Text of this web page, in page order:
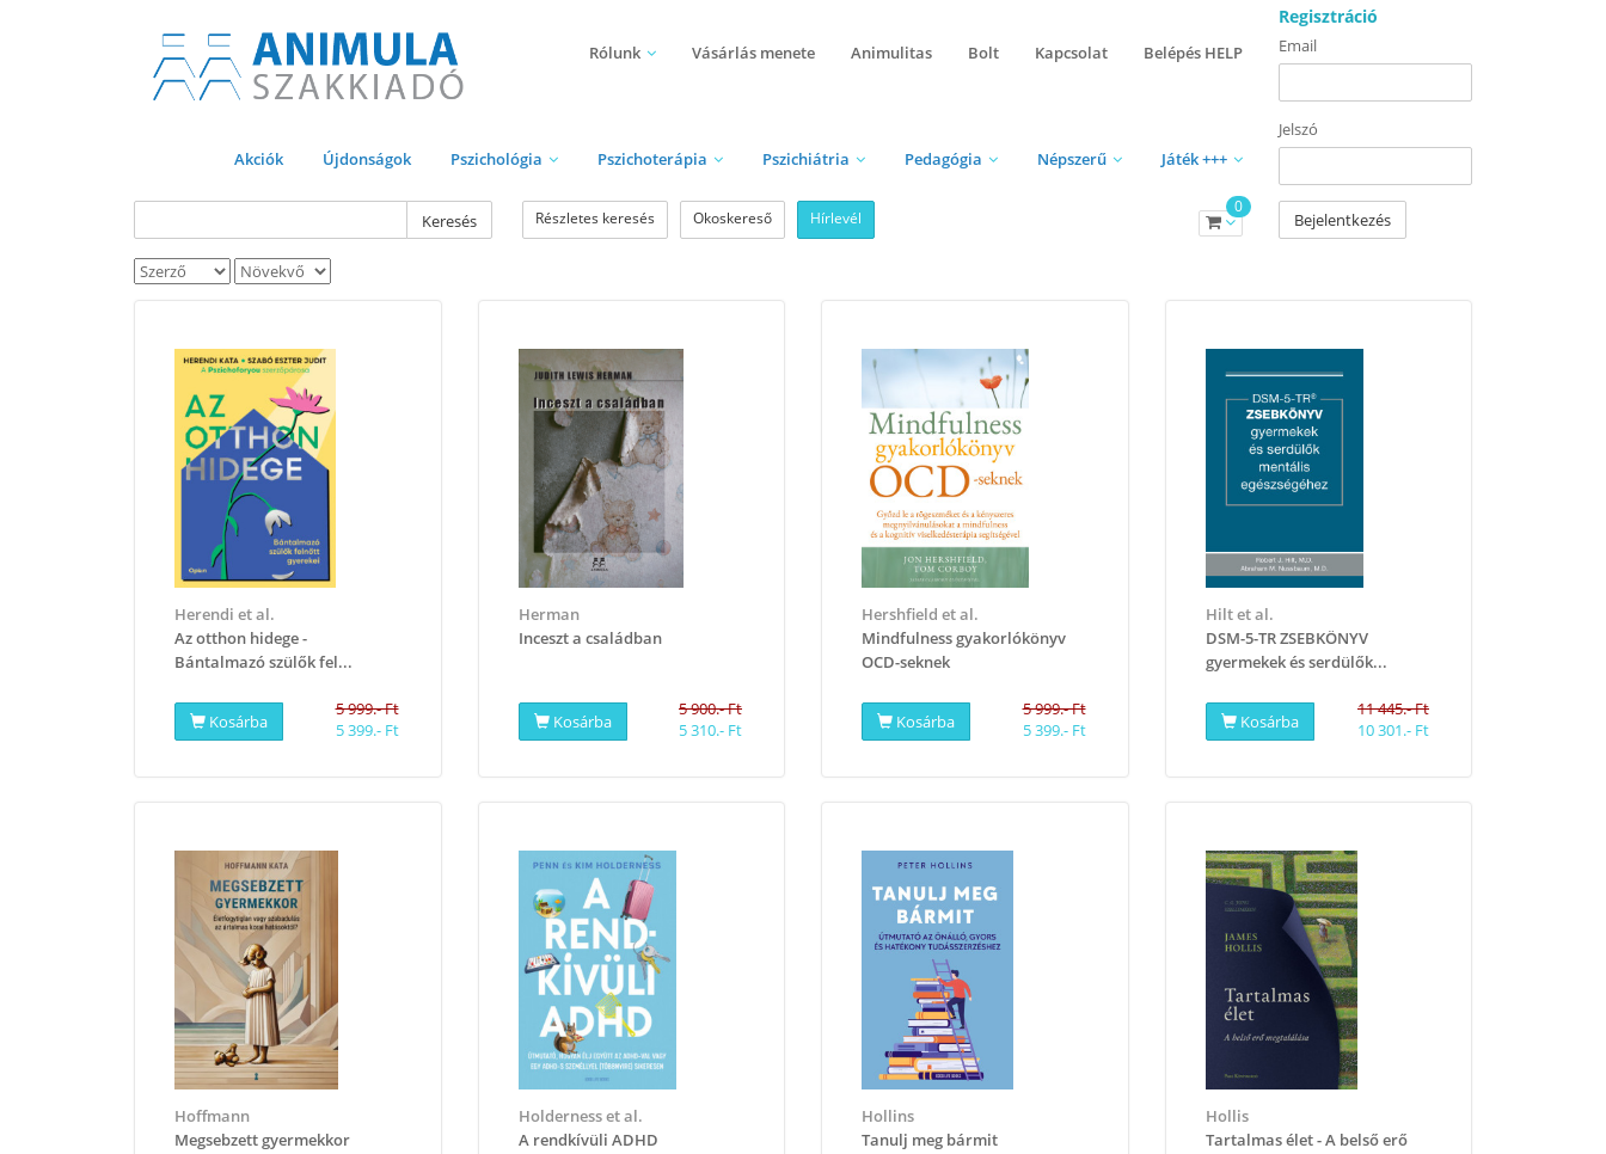
Rólunk Vásárlás menete Animulitas Bolt Kapcsolat Belépés HELP
Akciók Újdonságok Pszichológia Pszichoterápia Pszichiátria Pedagógia Népszerű Játék +++
Keresés Részletes keresés Okoskereső Hírlevél
0
Regisztráció
Email
Jelszó
Bejelentkezés
Herendi et al.
Az otthon hidege -
Bántalmazó szülők fel...
Kosárba
5 999.- Ft
5 399.- Ft
Herman
Inceszt a családban
Kosárba
5 900.- Ft
5 310.- Ft
Hershfield et al.
Mindfulness gyakorlókönyv
OCD-seknek
Kosárba
5 999.- Ft
5 399.- Ft
Hilt et al.
DSM-5-TR ZSEBKÖNYV
gyermekek és serdülők...
Kosárba
11 445.- Ft
10 301.- Ft
Hoffmann
Megsebzett gyermekkor
Holderness et al.
A rendkívüli ADHD
Hollins
Tanulj meg bármit
Hollis
Tartalmas élet - A belső erő